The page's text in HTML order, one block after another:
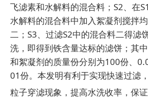
飞滤素和水解料的混合料；S2、在
水解料的混合料中加入絮凝剂搅拌
二；S3、过滤S2中的混合料二得滤
洗，即得到铁含量达标的滤饼；其
和絮凝剂的质量份分别为100份、
01份。本发明有利于实现快速过滤
粒子穿滤现象，提高水洗收率，保